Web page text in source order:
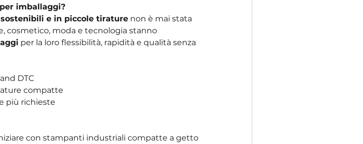
imballaggi?
e in piccole tirature non è mai stata
cosmetico, moda e tecnologia stanno
per la loro flessibilità, rapidità e qualità senza
DTC
compatte
più richieste
con stampanti industriali compatte a getto